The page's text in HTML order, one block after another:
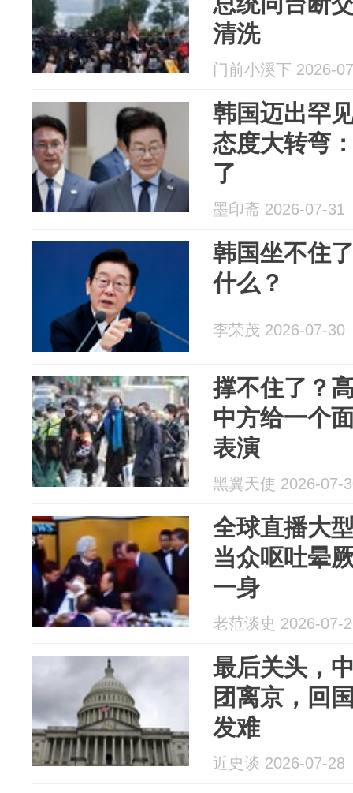
清洗
门前小溪下 2026-
韩国迈出罕
态度大转弯
了
墨印斋 2026-07-31
韩国坐不住
什么？
李荣茂 2026-07-30
撑不住了？
中方给一个
表演
黑翼天使 2026-07-
全球直播大
当众呕吐晕
一身
老范谈史 2026-07-
最后关头，
团离京，回
发难
近史谈 2026-07-28